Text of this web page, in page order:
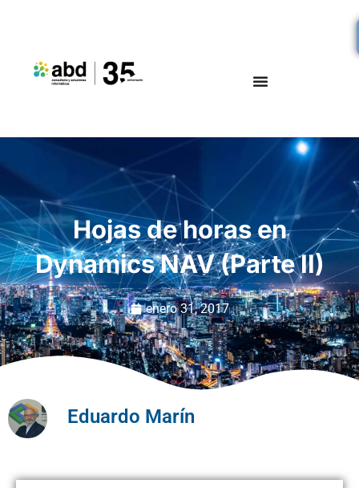
Hojas de horas en
Dynamics NAV (Parte II)
enero 31, 2017
Eduardo Marín